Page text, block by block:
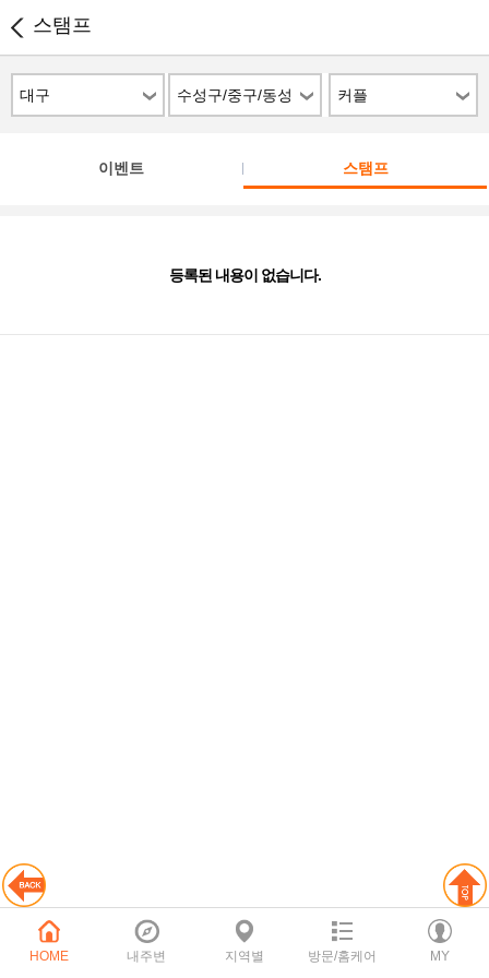
스탬프
대구
수성구/중구/동성
로/남구/서구
커플
이벤트 스탬프
등록된 내용이 없습니다.
HOME 내주변 지역별 방문/홈케어 MY